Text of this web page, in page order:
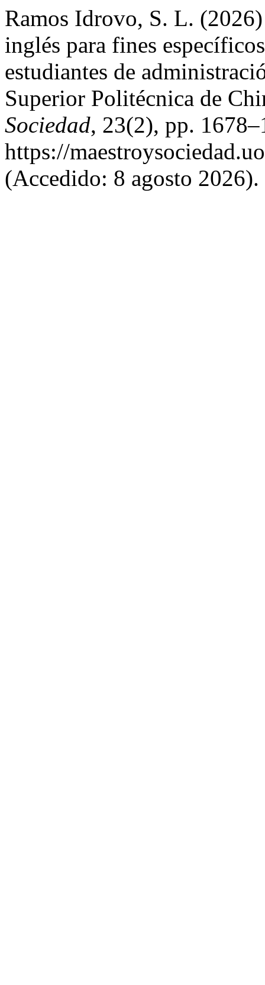
Ramos Idrovo, S. L.
inglés para fines
estudiantes de
Superior Politécnica de
Sociedad, 23(2), pp.
https://
(Accedido: 8 agosto 2026).